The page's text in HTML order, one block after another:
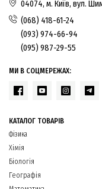
04074, м. Київ, вул.
(068) 418-61-24
(093) 974-66-94
(095) 987-29-55
МИ В СОЦМЕРЕЖАХ:
КАТАЛОГ ТОВАРІВ
Фізика
Хімія
Біологія
Географія